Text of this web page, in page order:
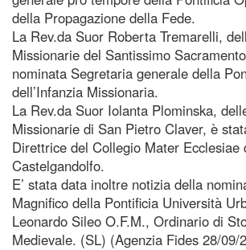
della Propagazione della Fede.
La Rev.da Suor Roberta Tremarelli,
Missionarie del Santissimo
nominata Segretaria generale della
dell’Infanzia Missionaria.
La Rev.da Suor Iolanta Plominska,
Missionarie di San Pietro Claver, è
Direttrice del Collegio Mater Ecclesiae
Castelgandolfo.
E’ stata data inoltre notizia della
Magnifico della Pontificia Università
Leonardo Sileo O.F.M., Ordinario di
Medievale. (SL) (Agenzia Fides 28/09/